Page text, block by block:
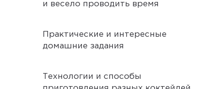
и весело проводить время
Практические и интересные
домашние задания
Технологии и способы